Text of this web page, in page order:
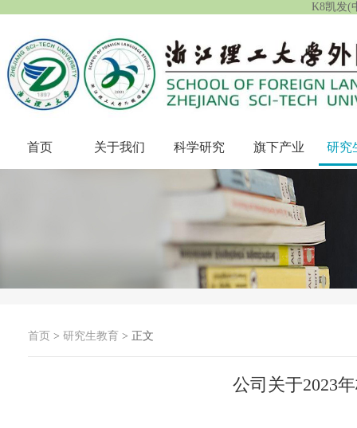
K8凯发(
首页 关于我们 科学研究 旗下产业 研究
首页 > 研究生教育 > 正文
公司关于2023